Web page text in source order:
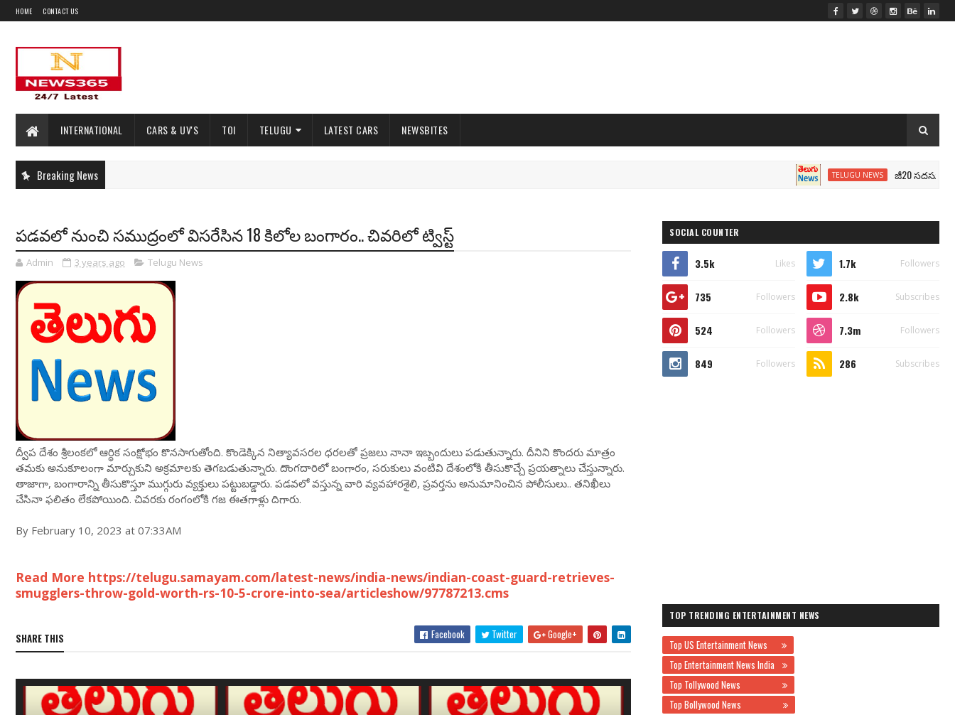
HOME CONTACT US
INTERNATIONAL CARS & UV'S TOI TELUGU LATEST CARS NEWSBITES
Breaking News TELUGU NEWS జీ20 సదస్సు.. మోదీ
పడవలో నుంచి సముద్రంలో విసరేసిన 18 కిలోల బంగారం.. చివరిలో ట్విస్ట్
Admin 3 years ago Telugu News
ద్వీప దేశం శ్రీలంకలో ఆర్ధిక సంక్షోభం కొనసాగుతోంది. కొండెక్కిన నిత్యావసరల ధరలతో ప్రజలు నానా ఇబ్బందులు పడుతున్నారు. దీనిని కొందరు మాత్రం
తమకు అనుకూలంగా మార్చుకుని అక్రమాలకు తెగబడుతున్నారు. దొంగదారిలో బంగారం, సరుకులు వంటివి దేశంలోకి తీసుకొచ్చే ప్రయత్నాలు చేస్తున్నారు.
తాజాగా, బంగారాన్ని తీసుకొస్తూ ముగ్గురు వ్యక్తులు పట్టుబడ్డారు. పడవలో వస్తున్న వారి వ్యవహారశైలి, ప్రవర్తను అనుమానించిన పోలీసులు.. తనిఖీలు
చేసినా ఫలితం లేకపోయింది. చివరకు రంగంలోకి గజ ఈతగాళ్లు దిగారు.
By February 10, 2023 at 07:33AM
Read More https://telugu.samayam.com/latest-news/india-news/indian-coast-guard-retrieves-
smugglers-throw-gold-worth-rs-10-5-crore-into-sea/articleshow/97787213.cms
SHARE THIS Facebook Twitter Google+
SOCIAL COUNTER
3.5k Likes 1.7k Followers
735 Followers 2.8k Subscribes
524 Followers 7.3m Followers
849 Followers 286 Subscribes
TOP TRENDING ENTERTAINMENT NEWS
Top US Entertainment News
Top Entertainment News India
Top Tollywood News
Top Bollywood News